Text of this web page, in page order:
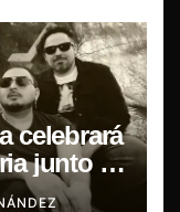
celebrará
junto a
René